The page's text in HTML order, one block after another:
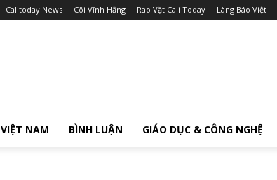
Calitoday News Cõi Vĩnh Hằng Rao Vặt Cali Today Làng Báo Việt
VIỆT NAM BÌNH LUẬN GIÁO DỤC & CÔNG NGHỆ